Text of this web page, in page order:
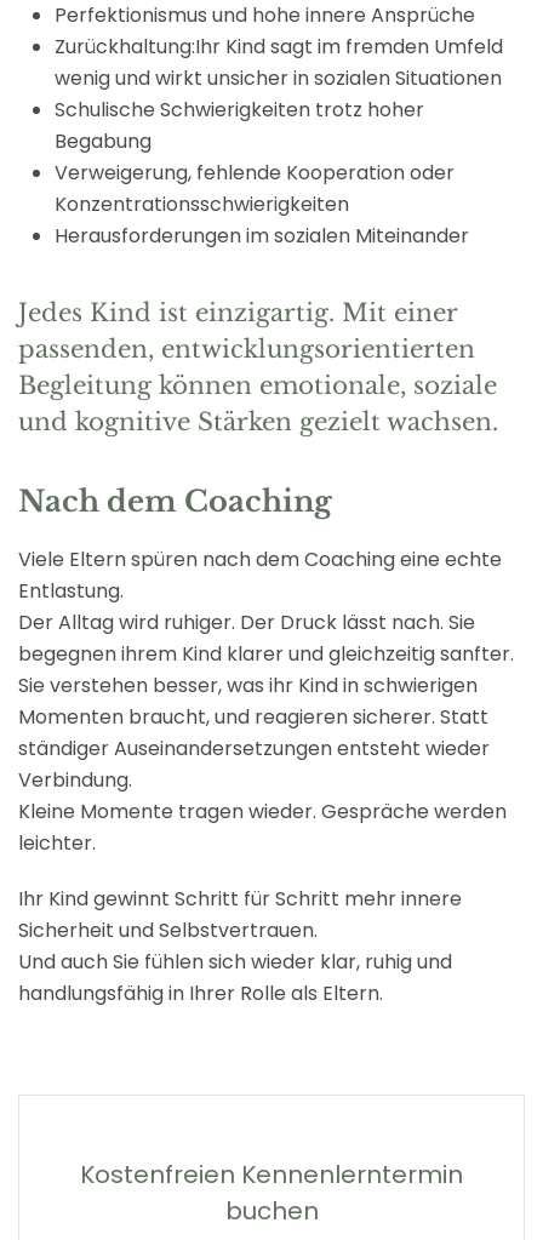
Perfektionismus und hohe innere Ansprüche
Zurückhaltung:Ihr Kind sagt im fremden Umfeld
wenig und wirkt unsicher in sozialen Situationen
Schulische Schwierigkeiten trotz hoher
Begabung
Verweigerung, fehlende Kooperation oder
Konzentrationsschwierigkeiten
Herausforderungen im sozialen Miteinander
Jedes Kind ist einzigartig. Mit einer
passenden, entwicklungsorientierten
Begleitung können emotionale, soziale
und kognitive Stärken gezielt wachsen.
Nach dem Coaching
Viele Eltern spüren nach dem Coaching eine echte
Entlastung.
Der Alltag wird ruhiger. Der Druck lässt nach. Sie
begegnen ihrem Kind klarer und gleichzeitig sanfter.
Sie verstehen besser, was ihr Kind in schwierigen
Momenten braucht, und reagieren sicherer. Statt
ständiger Auseinandersetzungen entsteht wieder
Verbindung.
Kleine Momente tragen wieder. Gespräche werden
leichter.
Ihr Kind gewinnt Schritt für Schritt mehr innere
Sicherheit und Selbstvertrauen.
Und auch Sie fühlen sich wieder klar, ruhig und
handlungsfähig in Ihrer Rolle als Eltern.
Kostenfreien Kennenlerntermin
buchen